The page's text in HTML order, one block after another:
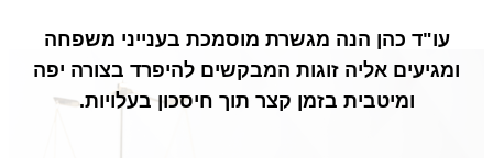
עו"ד כהן הנה מגשרת מוסמכת בענייני משפחה
ומגיעים אליה זוגות המבקשים להיפרד בצורה יפה
ומיטבית בזמן קצר תוך חיסכון בעלויות.